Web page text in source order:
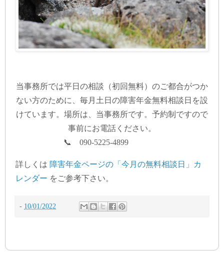
当事務所では平日の相談（初回無料）のご都合がつか
ない方のために、毎月土日の障害年金無料相談日を設
けています。場所は、当事務所です。予約制ですので
事前にお電話ください。
📞 090-5225-4899
詳しくは 障害年金ページの「今月の無料相談日」カ
レンダー をご参考下さい。
- 10/01/2022